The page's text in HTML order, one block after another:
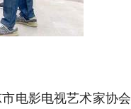
电影电视艺术家协会